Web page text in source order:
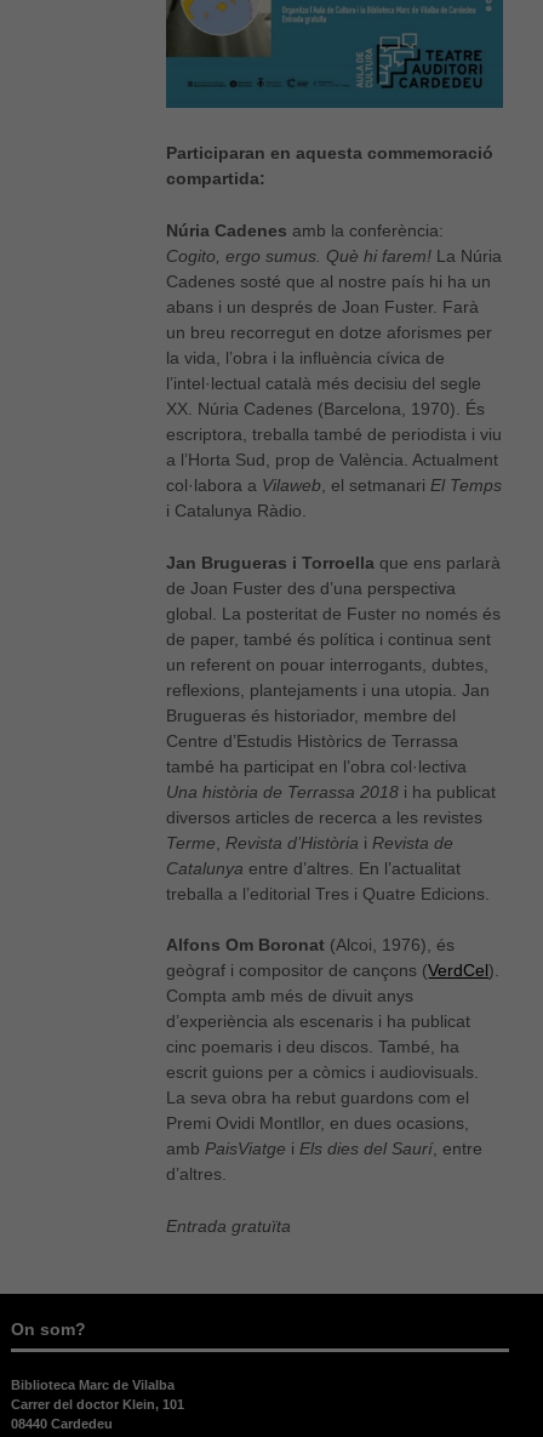
Participaran en aquesta commemoració
compartida:
Núria Cadenes amb la conferència:
Cogito, ergo sumus. Què hi farem! La Núria
Cadenes sosté que al nostre país hi ha un
abans i un després de Joan Fuster. Farà
un breu recorregut en dotze aforismes per
la vida, l’obra i la influència cívica de
l’intel·lectual català més decisiu del segle
XX. Núria Cadenes (Barcelona, 1970). És
escriptora, treballa també de periodista i viu
a l’Horta Sud, prop de València. Actualment
col·labora a Vilaweb , el setmanari El Temps
i Catalunya Ràdio.
Jan Brugueras i Torroella que ens parlarà
de Joan Fuster des d’una perspectiva
global. La posteritat de Fuster no només és
de paper, també és política i continua sent
un referent on pouar interrogants, dubtes,
reflexions, plantejaments i una utopia. Jan
Brugueras és historiador, membre del
Centre d’Estudis Històrics de Terrassa
també ha participat en l’obra col·lectiva
Una història de Terrassa 2018 i ha publicat
diversos articles de recerca a les revistes
Terme
Revista d’Història i Revista de
Catalunya entre d’altres. En l’actualitat
treballa a l’editorial Tres i Quatre Edicions.
Alfons Om Boronat (Alcoi, 1976), és
geògraf i compositor de cançons (VerdCel).
Compta amb més de divuit anys
d’experiència als escenaris i ha publicat
cinc poemaris i deu discos. També, ha
escrit guions per a còmics i audiovisuals.
La seva obra ha rebut guardons com el
Premi Ovidi Montllor, en dues ocasions,
amb PaisViatge i Els dies del Saurí, entre
d’altres.
Entrada gratuïta
On som?
Biblioteca Marc de Vilalba
Carrer del doctor Klein, 101
08440 Cardedeu
Necessàries
Aquestes
cookies no
opcionals,
són
necessàries
per al bon
funcionament
web.